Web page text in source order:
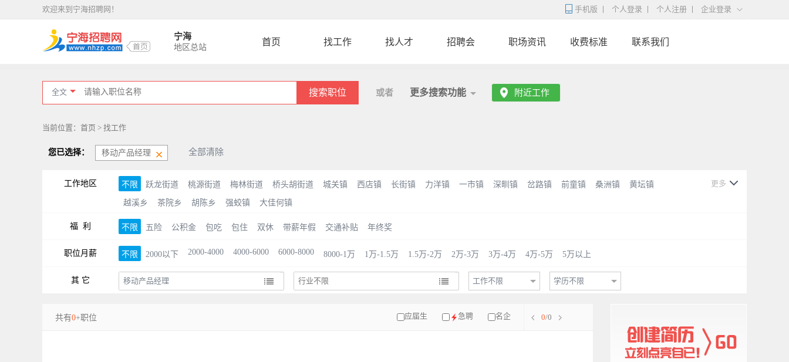
欢迎来到宁海招聘网！ 手机版 个人登录 个人注册 企业登录
宁海
地区总站
首页 找工作 找人才 招聘会 职场资讯 收费标准 联系我们
全文 搜索职位 或者 更多搜索功能 附近工作
当前位置：首页 > 找工作
您已选择： 移动产品经理 全部清除
工作地区 不限 跃龙街道 桃源街道 梅林街道 桥头胡街道 城关镇 西店镇 长街镇 力洋镇 一市镇 深甽镇 岔路镇 前童镇 桑洲镇 黄坛镇
越溪乡 茶院乡 胡陈乡 强蛟镇 大佳何镇
更多
福 利 不限 五险 公积金 包吃 包住 双休 带薪年假 交通补贴 年终奖
职位月薪 不限 2000以下 2000-4000 4000-6000 6000-8000 8000-1万 1万-1.5万 1.5万-2万 2万-3万 3万-4万 4万-5万 5万以上
其 它 工作不限 学历不限
共有0+职位 应届生 急聘 名企 0/0